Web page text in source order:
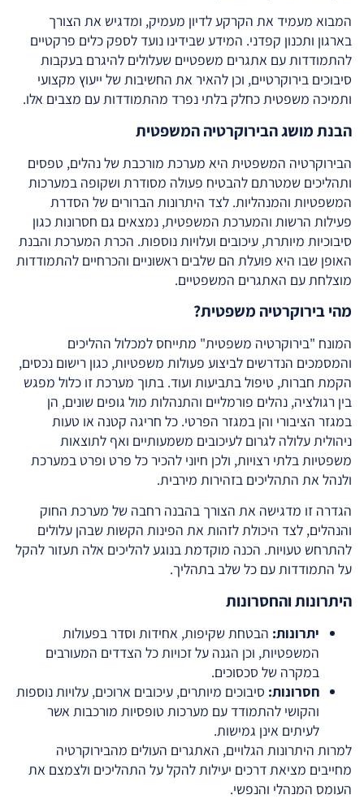
המבוא מעמיד את הקרקע לדיון מעמיק, ומדגיש את הצורך
בארגון ותכנון קפדני. המידע שבידינו נועד לספק כלים פרקטיים
להתמודדות עם אתגרים משפטיים שעלולים להיגרם בעקבות
סיבוכים בירוקרטיים, וכן להאיר את החשיבות של ייעוץ מקצועי
ותמיכה משפטית כחלק בלתי נפרד מהתמודדות עם מצבים אלו.
הבנת מושג הבירוקרטיה המשפטית
הבירוקרטיה המשפטית היא מערכת מורכבת של נהלים, טפסים
ותהליכים שמטרתם להבטיח פעולה מסודרת ושקופה במערכות
המשפטיות והמנהליות. לצד היתרונות הברורים של הסדרת
פעילות הרשות והמערכת המשפטית, נמצאים גם חסרונות כגון
סיבוכיות מיותרת, עיכובים ועלויות נוספות. הכרת המערכת והבנת
האופן שבו היא פועלת הם שלבים ראשוניים והכרחיים להתמודדות
מוצלחת עם האתגרים המשפטיים.
מהי בירוקרטיה משפטית?
המונח "בירוקרטיה משפטית" מתייחס למכלול ההליכים
והמסמכים הנדרשים לביצוע פעולות משפטיות, כגון רישום נכסים,
הקמת חברות, טיפול בתביעות ועוד. בתוך מערכת זו כלול מפגש
בין רגולציה, נהלים פורמליים והתנהלות מול גופים שונים, הן
במגזר הציבורי והן במגזר הפרטי. כל חריגה קטנה או טעות
ניהולית עלולה לגרום לעיכובים משמעותיים ואף לתוצאות
משפטיות בלתי רצויות, ולכן חיוני להכיר כל פרט ופרט במערכת
ולנהל את התהליכים בזהירות מירבית.
הגדרה זו מדגישה את הצורך בהבנה רחבה של מערכת החוק
והנהלים, לצד היכולת לזהות את הפינות הקשות שבהן עלולים
להתרחש טעויות. הכנה מוקדמת בנוגע להליכים אלה תעזור להקל
על התמודדות עם כל שלב בתהליך.
היתרונות והחסרונות
יתרונות: הבטחת שקיפות, אחידות וסדר בפעולות
המשפטיות, וכן הגנה על זכויות כל הצדדים המעורבים
במקרה של סכסוכים.
חסרונות: סיבוכים מיותרים, עיכובים ארוכים, עלויות נוספות
והקושי להתמודד עם מערכות טופסיות מורכבות אשר
לעיתים אינן גמישות.
למרות היתרונות הגלויים, האתגרים העולים מהבירוקרטיה
מחייבים מציאת דרכים יעילות להקל על התהליכים ולצמצם את
העומס המנהלי והנפשי.